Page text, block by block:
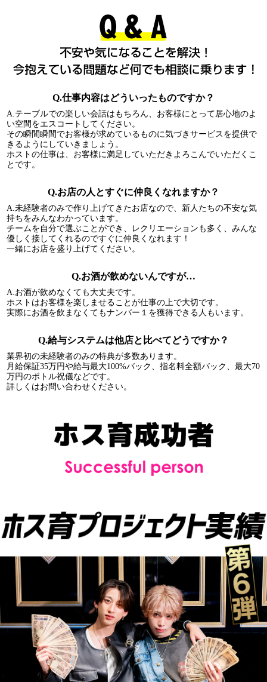
Q.仕事内容はどういったものですか？
A.テーブルでの楽しい会話はもちろん、お客様にとって居心地のよ
い空間をエスコートしてください。
その瞬間瞬間でお客様が求めているものに気づきサービスを提供で
きるようにしていきましょう。
ホストの仕事は、お客様に満足していただきよろこんでいただくこ
とです。
Q.お店の人とすぐに仲良くなれますか？
A.未経験者のみで作り上げてきたお店なので、新人たちの不安な気
持ちをみんなわかっています。
チームを自分で選ぶことができ、レクリエーションも多く、みんな
優しく接してくれるのですぐに仲良くなれます！
一緒にお店を盛り上げてください。
Q.お酒が飲めないんですが…
A.お酒が飲めなくても大丈夫です。
ホストはお客様を楽しませることが仕事の上で大切です。
実際にお酒を飲まなくてもナンバー１を獲得できる人もいます。
Q.給与システムは他店と比べてどうですか？
業界初の未経験者のみの特典が多数あります。
月給保証35万円や給与最大100%バック、指名料全額バック、最大70
万円のボトル祝儀などです。
詳しくはお問い合わせください。